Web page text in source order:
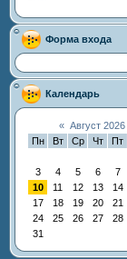
Форма входа
Календарь
« Август 2026
Пн
Вт Ср Чт Пт
3
4 5 6 7
10
11 12 13 14
17
18 19 20 21
24
25 26 27 28
31